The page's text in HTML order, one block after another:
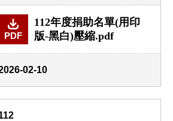
PDF
112年度捐助名單(用印
版-黑白)壓縮.pdf
02-10